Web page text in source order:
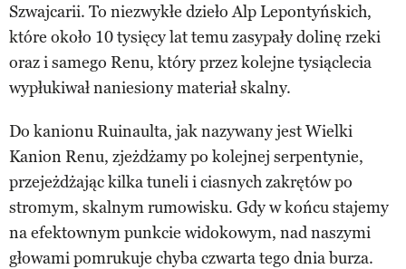
Szwajcarii. To niezwykłe dzieło Alp Lepontyńskich,
które około 10 tysięcy lat temu zasypały dolinę rzeki
oraz i samego Renu, który przez kolejne tysiąclecia
wypłukiwał naniesiony materiał skalny.
Do kanionu Ruinaulta, jak nazywany jest Wielki
Kanion Renu, zjeżdżamy po kolejnej serpentynie,
przejeżdżając kilka tuneli i ciasnych zakrętów po
stromym, skalnym rumowisku. Gdy w końcu stajemy
na efektownym punkcie widokowym, nad naszymi
głowami pomrukuje chyba czwarta tego dnia burza.